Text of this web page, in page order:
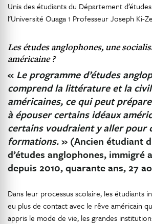
Unis des étudiants du Département
l’Université Ouaga 1 Professeur Joseph Ki-
Les études anglophones, une
américaine ?
« Le programme d’études
comprend la littérature et la
américaines, ce qui peut
à épouser certains idéaux
certains voudraient y aller pour
formations.» (Ancien étudiant
d’études anglophones, immigré
depuis 2010, quarante ans, 27
Dans leur processus scolaire, les étudiants
eu plus de contact avec le rêve américain
appris le mode de vie, les grandes